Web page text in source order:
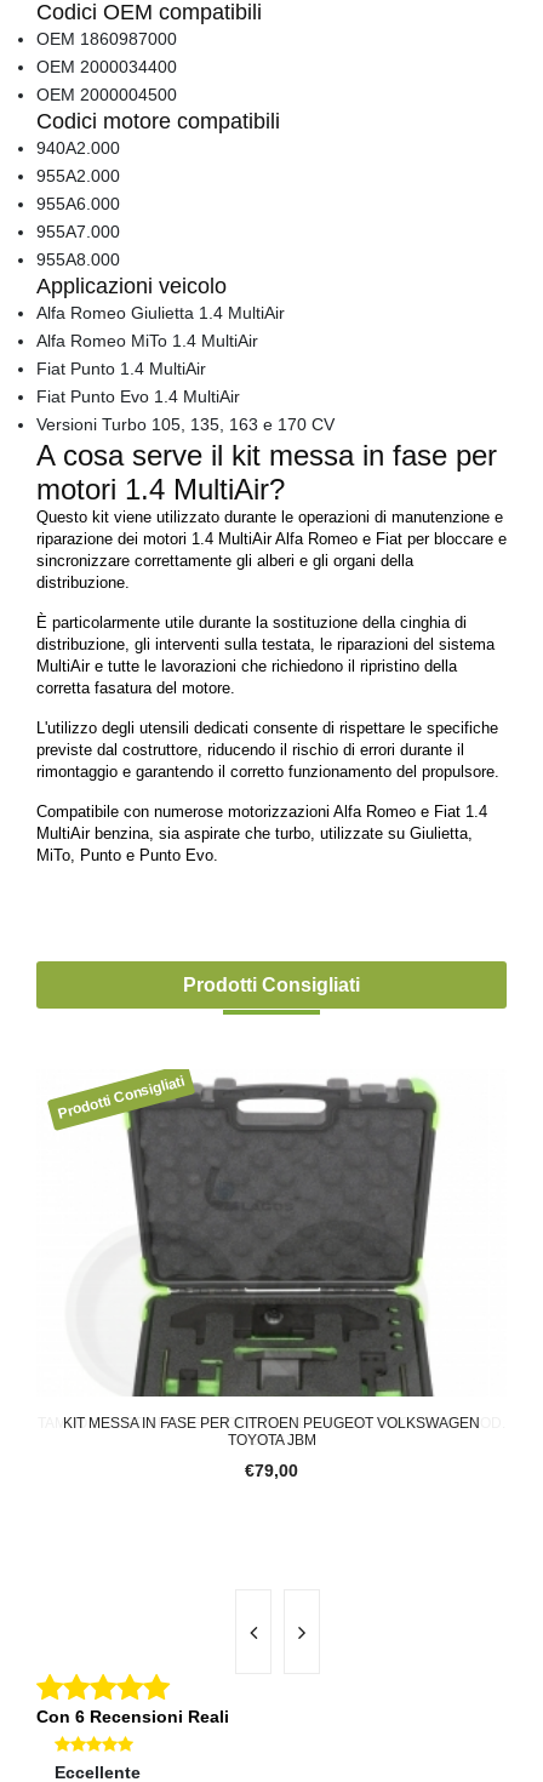
Codici OEM compatibili
OEM 1860987000
OEM 2000034400
OEM 2000004500
Codici motore compatibili
940A2.000
955A2.000
955A6.000
955A7.000
955A8.000
Applicazioni veicolo
Alfa Romeo Giulietta 1.4 MultiAir
Alfa Romeo MiTo 1.4 MultiAir
Fiat Punto 1.4 MultiAir
Fiat Punto Evo 1.4 MultiAir
Versioni Turbo 105, 135, 163 e 170 CV
A cosa serve il kit messa in fase per
motori 1.4 MultiAir?
Questo kit viene utilizzato durante le operazioni di manutenzione e
riparazione dei motori 1.4 MultiAir Alfa Romeo e Fiat per bloccare e
sincronizzare correttamente gli alberi e gli organi della
distribuzione.
È particolarmente utile durante la sostituzione della cinghia di
distribuzione, gli interventi sulla testata, le riparazioni del sistema
MultiAir e tutte le lavorazioni che richiedono il ripristino della
corretta fasatura del motore.
L'utilizzo degli utensili dedicati consente di rispettare le specifiche
previste dal costruttore, riducendo il rischio di errori durante il
rimontaggio e garantendo il corretto funzionamento del propulsore.
Compatibile con numerose motorizzazioni Alfa Romeo e Fiat 1.4
MultiAir benzina, sia aspirate che turbo, utilizzate su Giulietta,
MiTo, Punto e Punto Evo.
Prodotti Consigliati
KIT MESSA IN FASE PER CITROEN PEUGEOT VOLKSWAGEN
TOYOTA JBM
€79,00
Con 6 Recensioni Reali
Eccellente